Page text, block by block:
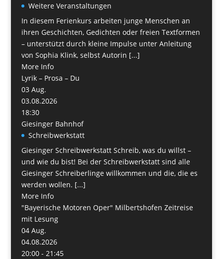
Weitere Veranstaltungen
In diesem Ferienkurs arbeiten junge Menschen an
ihren Geschichten, Gedichten oder freien Textformen
– unterstützt durch kleine Impulse unter Anleitung
von Sophia Klink, selbst Autorin [...]
More Info
Lyrik – Prosa – Du
03 Aug.
03.08.2026
18:30
Giesinger Bahnhof
Schreibwerkstatt
Giesinger Schreibwerkstatt Schreib, was du willst –
und wie du bist! Bei der Schreibwerkstatt sind alle
Giesinger Schreiberlinge willkommen und die, die es
werden wollen. [...]
More Info
"Bayerische Motoren Oper" Milbertshofen Zeitreise
mit Lesung
04 Aug.
04.08.2026
20:00 - 21:45